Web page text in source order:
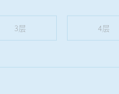
3层 4层